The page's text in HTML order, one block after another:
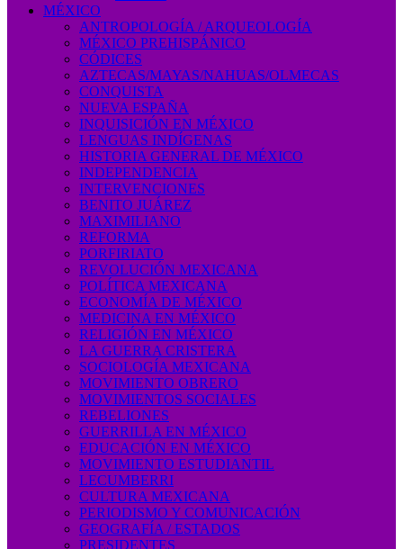
MÉXICO
ANTROPOLOGÍA / ARQUEOLOGÍA
MÉXICO PREHISPÁNICO
CÓDICES
AZTECAS/MAYAS/NAHUAS/OLMECAS
CONQUISTA
NUEVA ESPAÑA
INQUISICIÓN EN MÉXICO
LENGUAS INDÍGENAS
HISTORIA GENERAL DE MÉXICO
INDEPENDENCIA
INTERVENCIONES
BENITO JUÁREZ
MAXIMILIANO
REFORMA
PORFIRIATO
REVOLUCIÓN MEXICANA
POLÍTICA MEXICANA
ECONOMÍA DE MÉXICO
MEDICINA EN MÉXICO
RELIGIÓN EN MÉXICO
LA GUERRA CRISTERA
SOCIOLOGÍA MEXICANA
MOVIMIENTO OBRERO
MOVIMIENTOS SOCIALES
REBELIONES
GUERRILLA EN MÉXICO
EDUCACIÓN EN MÉXICO
MOVIMIENTO ESTUDIANTIL
LECUMBERRI
CULTURA MEXICANA
PERIODISMO Y COMUNICACIÓN
GEOGRAFÍA / ESTADOS
PRESIDENTES